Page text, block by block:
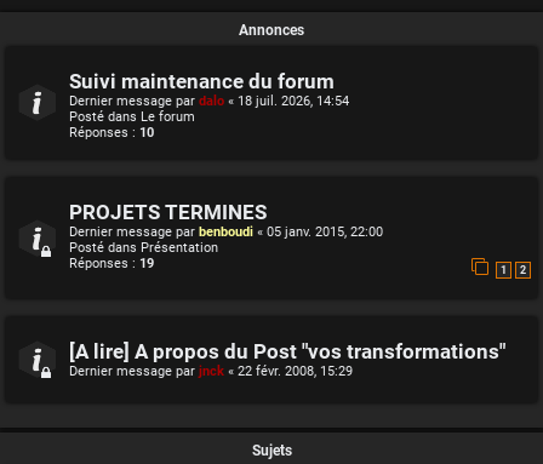
Annonces
Suivi maintenance du forum
Dernier message par dalo « 18 juil. 2026, 14:54
Posté dans Le forum
Réponses : 10
PROJETS TERMINES
Dernier message par benboudi « 05 janv. 2015, 22:00
Posté dans Présentation
Réponses : 19 1 2
[A lire] A propos du Post "vos transformations"
Dernier message par jnck « 22 févr. 2008, 15:29
Sujets